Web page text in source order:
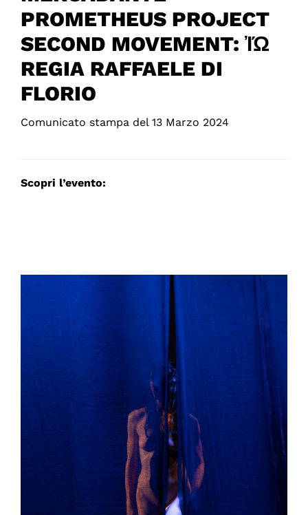
PROMETHEUS PROJECT
SECOND MOVEMENT: ἸΏ
REGIA RAFFAELE DI
FLORIO
Comunicato stampa del 13 Marzo 2024
Scopri l’evento: